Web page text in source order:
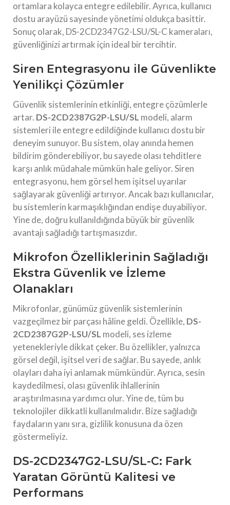
ortamlara kolayca entegre edilebilir. Ayrıca, kullanıcı
dostu arayüzü sayesinde yönetimi oldukça basittir.
Sonuç olarak, DS-2CD2347G2-LSU/SL-C kameraları,
güvenliğinizi artırmak için ideal bir tercihtir.
Siren Entegrasyonu ile Güvenlikte
Yenilikçi Çözümler
Güvenlik sistemlerinin etkinliği, entegre çözümlerle
artar. DS-2CD2387G2P-LSU/SL modeli, alarm
sistemleri ile entegre edildiğinde kullanıcı dostu bir
deneyim sunuyor. Bu sistem, olay anında hemen
bildirim gönderebiliyor, bu sayede olası tehditlere
karşı anlık müdahale mümkün hale geliyor. Siren
entegrasyonu, hem görsel hem işitsel uyarılar
sağlayarak güvenliği artırıyor. Ancak bazı kullanıcılar,
bu sistemlerin karmaşıklığından endişe duyabiliyor.
Yine de, doğru kullanıldığında büyük bir güvenlik
avantajı sağladığı tartışmasızdır.
Mikrofon Özelliklerinin Sağladığı
Ekstra Güvenlik ve İzleme
Olanakları
Mikrofonlar, günümüz güvenlik sistemlerinin
vazgeçilmez bir parçası hâline geldi. Özellikle, DS-
2CD2387G2P-LSU/SL modeli, ses izleme
yetenekleriyle dikkat çeker. Bu özellikler, yalnızca
görsel değil, işitsel veri de sağlar. Bu sayede, anlık
olayları daha iyi anlamak mümkündür. Ayrıca, sesin
kaydedilmesi, olası güvenlik ihlallerinin
araştırılmasına yardımcı olur. Yine de, tüm bu
teknolojiler dikkatli kullanılmalıdır. Bize sağladığı
faydaların yanı sıra, gizlilik konusuna da özen
göstermeliyiz.
DS-2CD2347G2-LSU/SL-C: Fark
Yaratan Görüntü Kalitesi ve
Performans